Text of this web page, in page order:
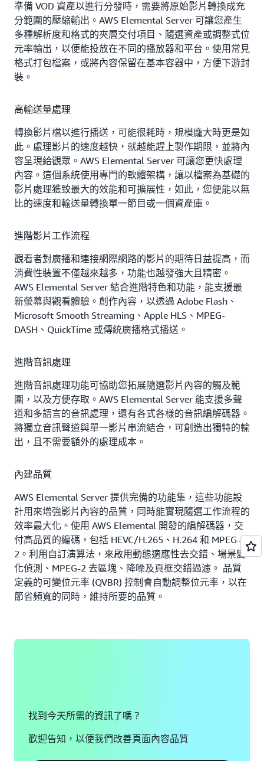
準備 VOD 資產以進行分發時，需要將原始影片轉換成充
分範圍的壓縮輸出。AWS Elemental Server 可讓您產生
多種解析度和格式的夾層交付項目、隨選資產或調整式位
元率輸出，以便能投放在不同的播放器和平台。使用常見
格式打包檔案，或將內容保留在基本容器中，方便下游封
裝。
高輸送量處理
轉換影片檔以進行播送，可能很耗時，規模龐大時更是如
此。處理影片的速度越快，就越能趕上製作期限，並將內
容呈現給觀眾。AWS Elemental Server 可讓您更快處理
內容。這個系統使用專門的軟體架構，讓以檔案為基礎的
影片處理獲致最大的效能和可擴展性，如此，您便能以無
比的速度和輸送量轉換單一節目或一個資產庫。
進階影片工作流程
觀看者對廣播和連接網際網路的影片的期待日益提高，而
消費性裝置不僅越來越多，功能也越發強大且精密。
AWS Elemental Server 結合進階特色和功能，能支援最
新螢幕與觀看體驗。創作內容，以透過 Adobe Flash、
Microsoft Smooth Streaming、Apple HLS、MPEG-
DASH、QuickTime 或傳統廣播格式播送。
進階音訊處理
進階音訊處理功能可協助您拓展隨選影片內容的觸及範
圍，以及方便存取。AWS Elemental Server 能支援多聲
道和多語言的音訊處理，還有各式各樣的音訊編解碼器。
將獨立音訊聲道與單一影片串流結合，可創造出獨特的輸
出，且不需要額外的處理成本。
內建品質
AWS Elemental Server 提供完備的功能集，這些功能設
計用來增強影片內容的品質，同時能實現隨選工作流程的
效率最大化。使用 AWS Elemental 開發的編解碼器，交
付高品質的編碼，包括 HEVC/H.265、H.264 和 MPEG-
2。利用自訂演算法，來啟用動態適應性去交錯、場景變
化偵測、MPEG-2 去區塊、降噪及頁框交錯過濾。 品質
定義的可變位元率 (QVBR) 控制會自動調整位元率，以在
節省頻寬的同時，維持所要的品質。
產。
找到今天所需的資訊了嗎？
歡迎告知，以便我們改善頁面內容品質